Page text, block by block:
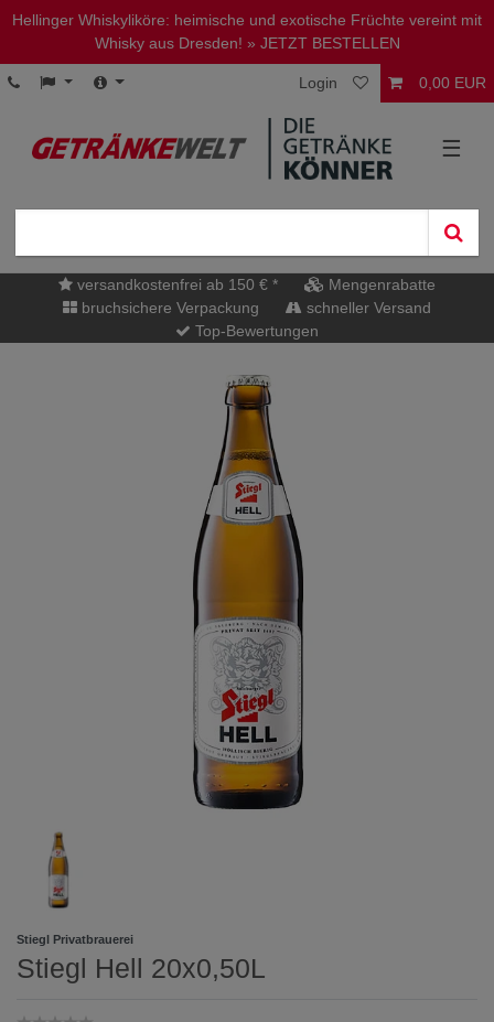
Hellinger Whiskyliköre: heimische und exotische Früchte vereint mit
Whisky aus Dresden! » JETZT BESTELLEN
Login 0,00 EUR
☰
versandkostenfrei ab 150 € *
Mengenrabatte
bruchsichere Verpackung
schneller Versand
Top-Bewertungen
Stiegl Privatbrauerei
Stiegl Hell 20x0,50L